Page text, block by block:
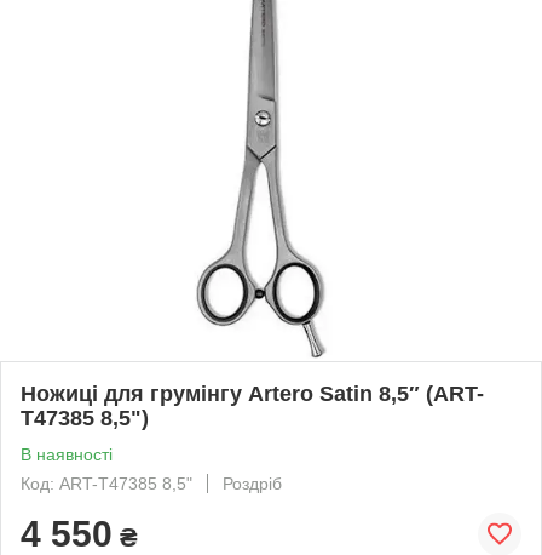
Ножиці для грумінгу Artero Satin 8,5″ (ART-
T47385 8,5")
В наявності
Код: ART-T47385 8,5"
Роздріб
4 550 ₴